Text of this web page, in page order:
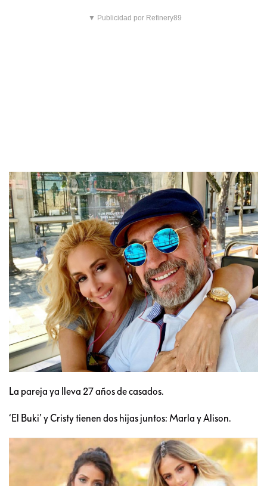
▼ Publicidad por Refinery89
La pareja ya lleva 27 años de casados.
‘El Buki’ y Cristy tienen dos hijas juntos: Marla y Alison.